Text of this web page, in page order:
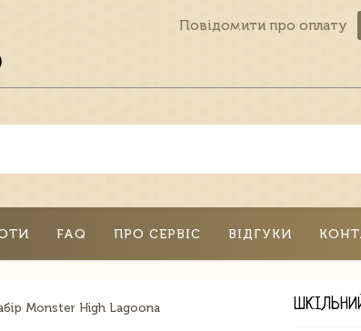
Повідомити про оплату
FAQ ПРО СЕРВІС ВІДГУКИ